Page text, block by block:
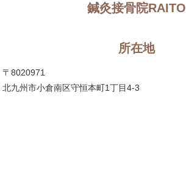
鍼灸接骨院RAITO
所在地
〒8020971
北九州市小倉南区守恒本町1丁目4-3